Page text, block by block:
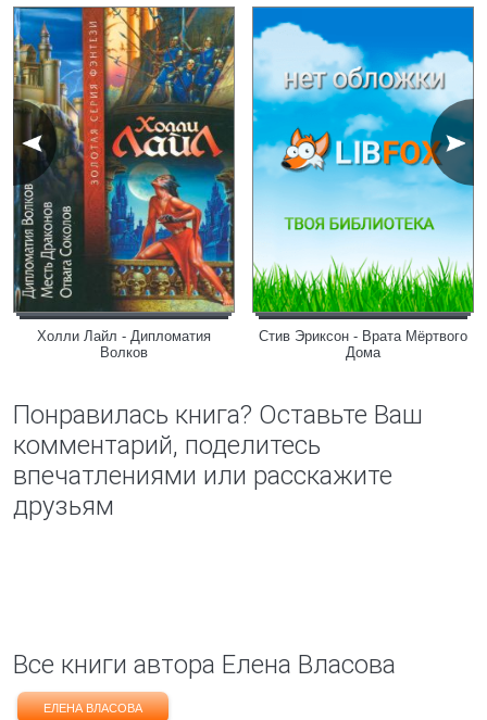
Холли Лайл - Дипломатия
Волков
Стив Эриксон - Врата Мёртвого
Дома
Понравилась книга? Оставьте Ваш
комментарий, поделитесь
впечатлениями или расскажите
друзьям
Все книги автора Елена Власова
ЕЛЕНА ВЛАСОВА